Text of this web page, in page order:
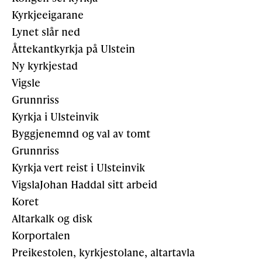
Kyrkjeeigarane
Lynet slår ned
Åttekantkyrkja på Ulstein
Ny kyrkjestad
Vigsle
Grunnriss
Kyrkja i Ulsteinvik
Byggjenemnd og val av tomt
Grunnriss
Kyrkja vert reist i Ulsteinvik
VigslaJohan Haddal sitt arbeid
Koret
Altarkalk og disk
Korportalen
Preikestolen, kyrkjestolane, altartavla